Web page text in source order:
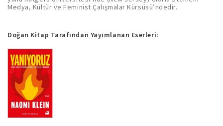
Medya, Kültür ve Feminist Çalışmalar Kürsüsü’ndedir.
Doğan Kitap Tarafından Yayımlanan Eserleri: